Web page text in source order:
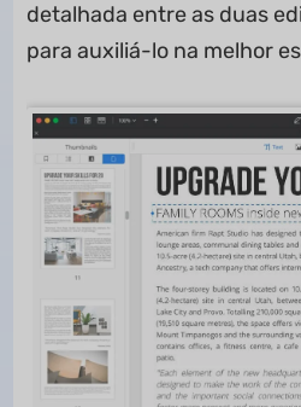
detalhada entre as duas
para auxiliá-lo na melhor